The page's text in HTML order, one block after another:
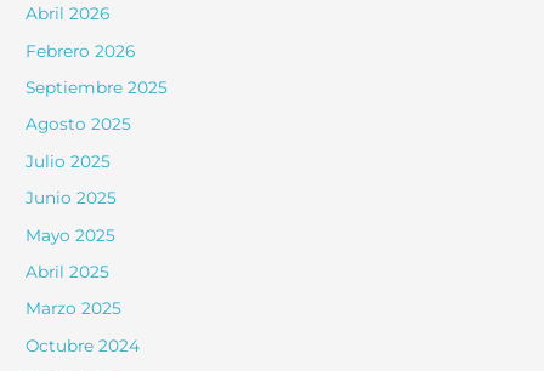
Abril 2026
Febrero 2026
Septiembre 2025
Agosto 2025
Julio 2025
Junio 2025
Mayo 2025
Abril 2025
Marzo 2025
Octubre 2024